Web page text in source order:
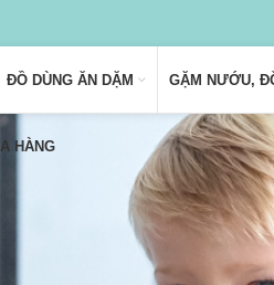
ĐỒ DÙNG ĂN DẶM GẶM NƯỚU,
HÀNG